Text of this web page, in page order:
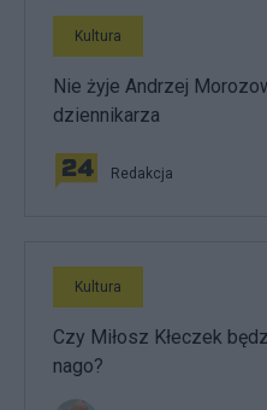
Kultura
Nie żyje Andrzej
dziennikarza
Redakcja
Kultura
Czy Miłosz Kłeczek
nago?